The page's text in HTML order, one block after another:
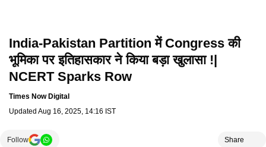
India-Pakistan Partition में Congress की
भूमिका पर इतिहासकार ने किया बड़ा खुलासा !|
NCERT Sparks Row
Times Now Digital
Updated Aug 16, 2025, 14:16 IST
Follow Share